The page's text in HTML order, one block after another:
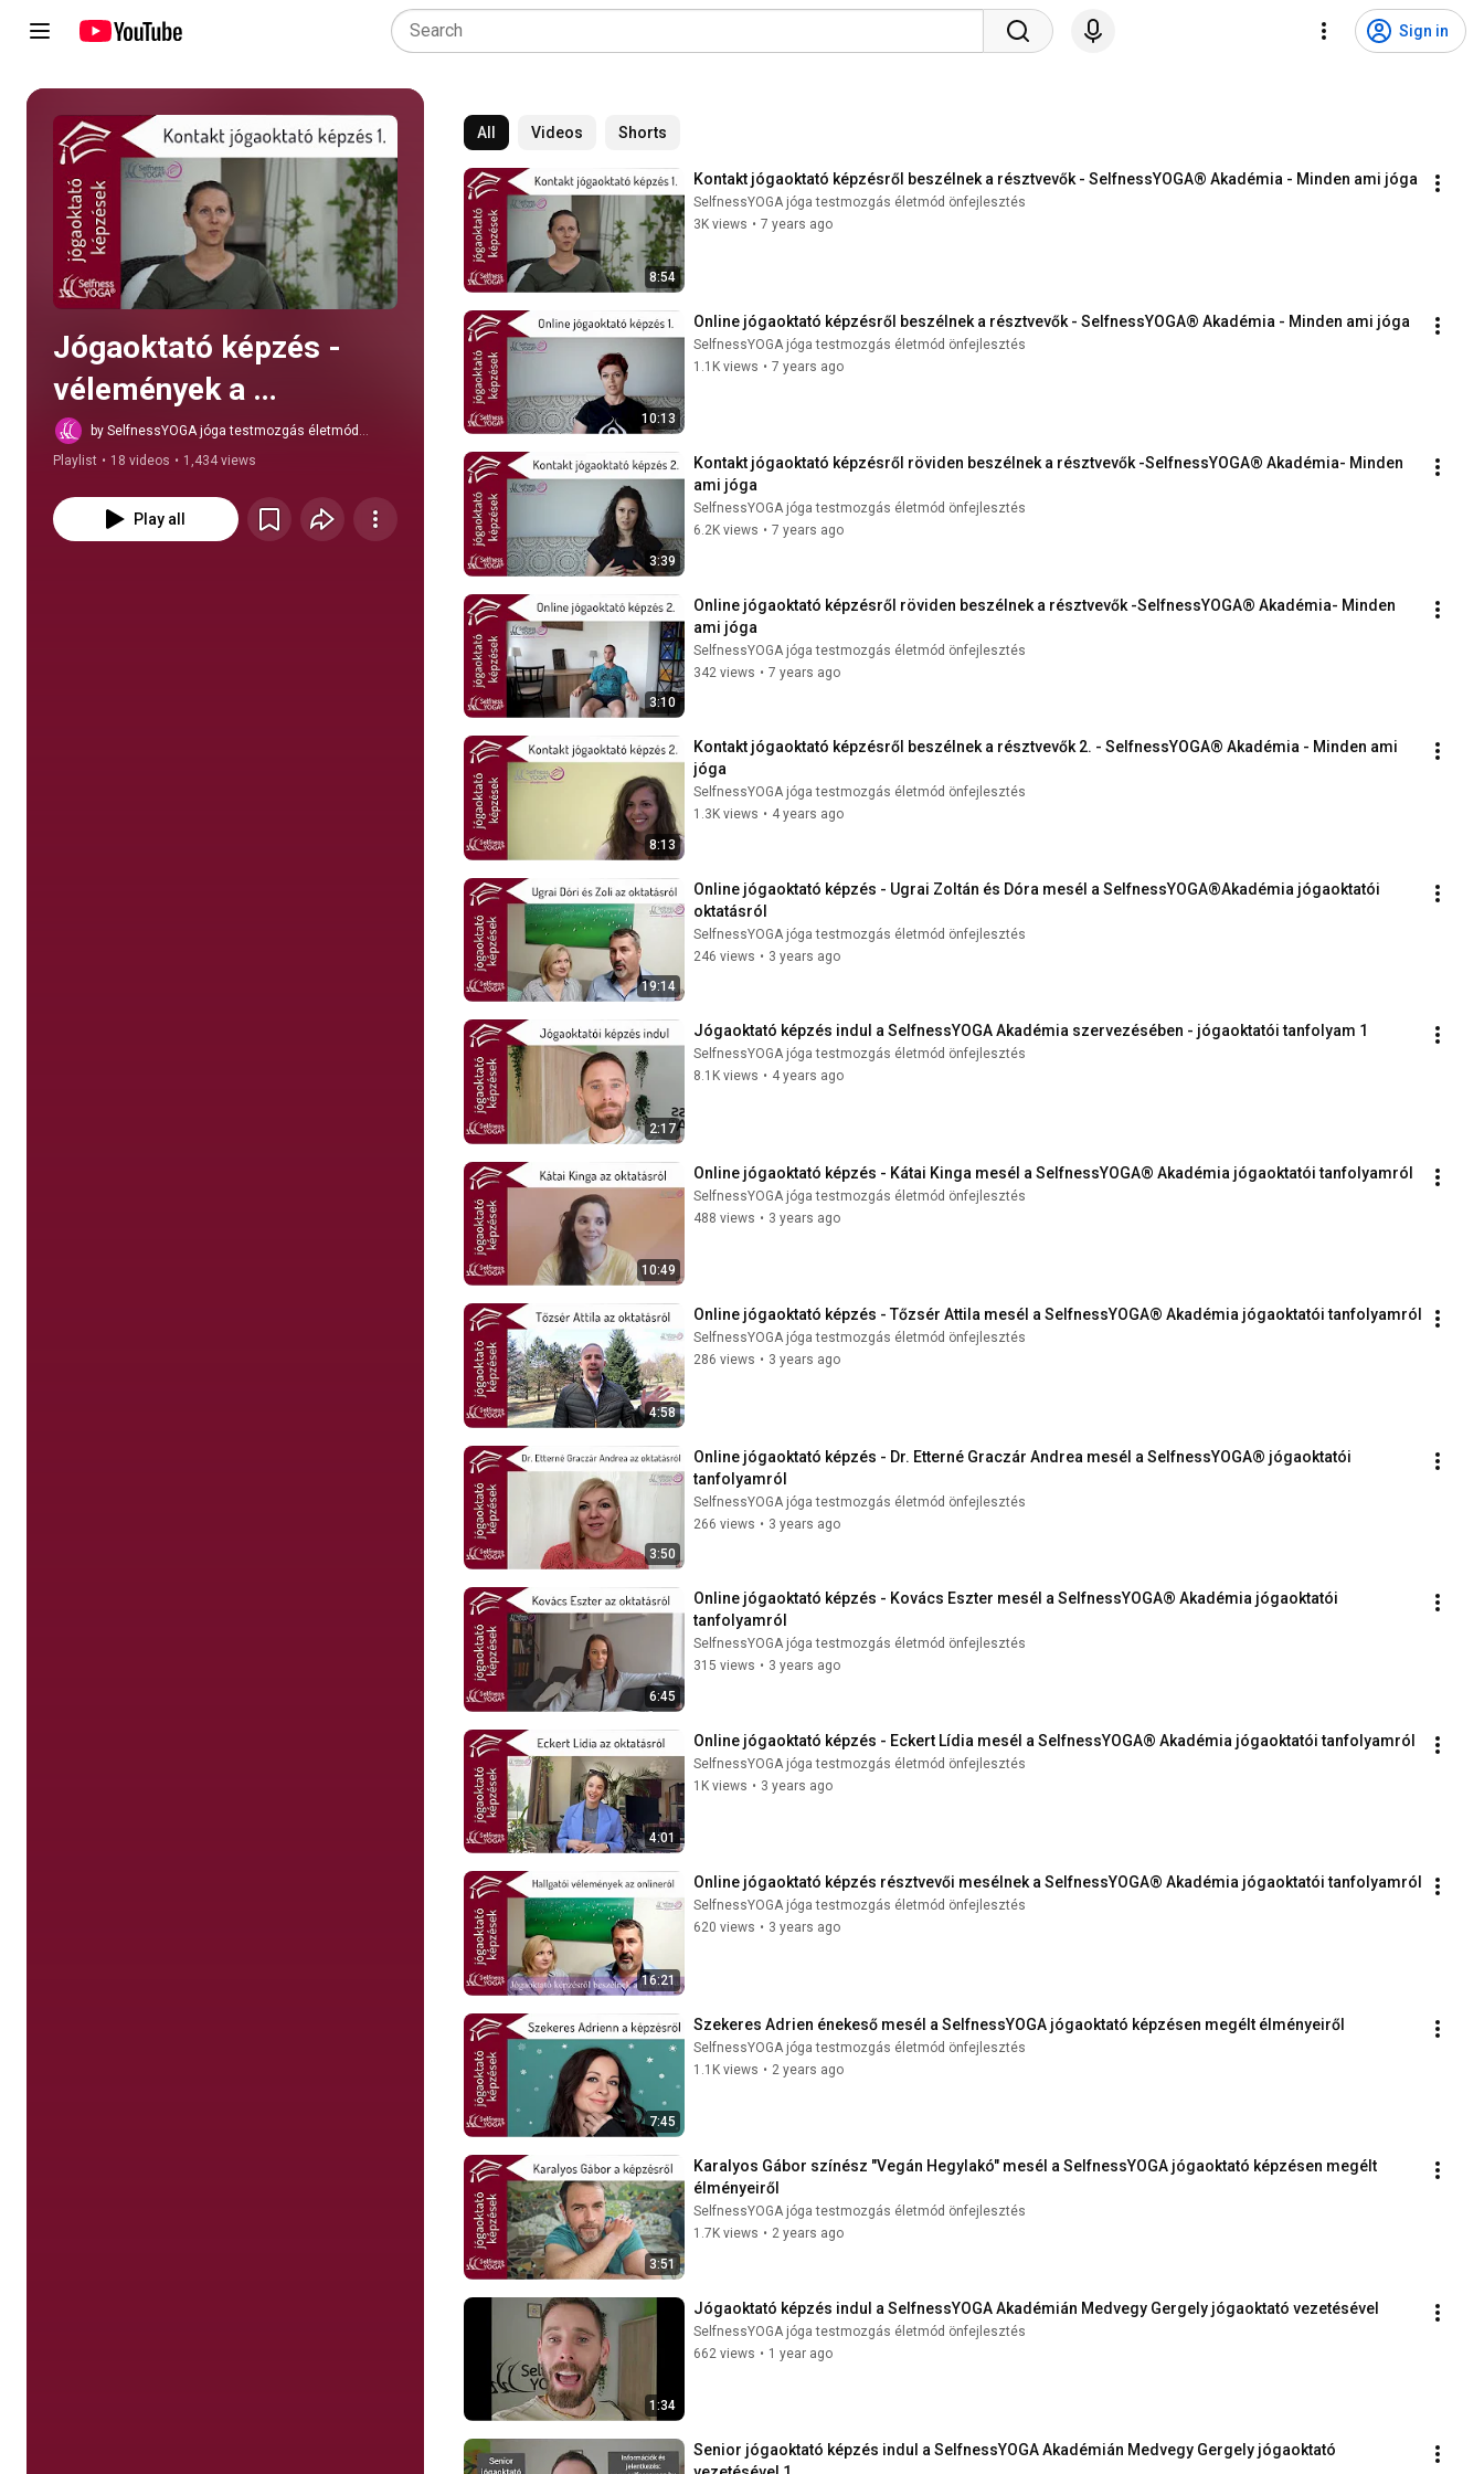
Sign in
Play all
Jógaoktató képzés -
vélemények a
résztvevőktől
by SelfnessYOGA jóga testmozgás életmód
önfejlesztés
Playlist • 18 videos • 1,434 views
Play all
All Videos Shorts
8:54
Kontakt jógaoktató képzésről beszélnek a résztvevők - SelfnessYOGA® Akadémia - Minden ami jóga
SelfnessYOGA jóga testmozgás életmód önfejlesztés
3K views • 7 years ago
10:13
Online jógaoktató képzésről beszélnek a résztvevők - SelfnessYOGA® Akadémia - Minden ami jóga
SelfnessYOGA jóga testmozgás életmód önfejlesztés
1.1K views • 7 years ago
3:39
Kontakt jógaoktató képzésről röviden beszélnek a résztvevők -SelfnessYOGA® Akadémia- Minden
ami jóga
SelfnessYOGA jóga testmozgás életmód önfejlesztés
6.2K views • 7 years ago
3:10
Online jógaoktató képzésről röviden beszélnek a résztvevők -SelfnessYOGA® Akadémia- Minden
ami jóga
SelfnessYOGA jóga testmozgás életmód önfejlesztés
342 views • 7 years ago
8:13
Kontakt jógaoktató képzésről beszélnek a résztvevők 2. - SelfnessYOGA® Akadémia - Minden ami
jóga
SelfnessYOGA jóga testmozgás életmód önfejlesztés
1.3K views • 4 years ago
19:14
Online jógaoktató képzés - Ugrai Zoltán és Dóra mesél a SelfnessYOGA®Akadémia jógaoktatói
oktatásról
SelfnessYOGA jóga testmozgás életmód önfejlesztés
246 views • 3 years ago
2:17
Jógaoktató képzés indul a SelfnessYOGA Akadémia szervezésében - jógaoktatói tanfolyam 1
SelfnessYOGA jóga testmozgás életmód önfejlesztés
8.1K views • 4 years ago
10:49
Online jógaoktató képzés - Kátai Kinga mesél a SelfnessYOGA® Akadémia jógaoktatói tanfolyamról
SelfnessYOGA jóga testmozgás életmód önfejlesztés
488 views • 3 years ago
4:58
Online jógaoktató képzés - Tőzsér Attila mesél a SelfnessYOGA® Akadémia jógaoktatói tanfolyamról
SelfnessYOGA jóga testmozgás életmód önfejlesztés
286 views • 3 years ago
3:50
Online jógaoktató képzés - Dr. Etterné Graczár Andrea mesél a SelfnessYOGA® jógaoktatói
tanfolyamról
SelfnessYOGA jóga testmozgás életmód önfejlesztés
266 views • 3 years ago
6:45
Online jógaoktató képzés - Kovács Eszter mesél a SelfnessYOGA® Akadémia jógaoktatói
tanfolyamról
SelfnessYOGA jóga testmozgás életmód önfejlesztés
315 views • 3 years ago
4:01
Online jógaoktató képzés - Eckert Lídia mesél a SelfnessYOGA® Akadémia jógaoktatói tanfolyamról
SelfnessYOGA jóga testmozgás életmód önfejlesztés
1K views • 3 years ago
16:21
Online jógaoktató képzés résztvevői mesélnek a SelfnessYOGA® Akadémia jógaoktatói tanfolyamról
SelfnessYOGA jóga testmozgás életmód önfejlesztés
620 views • 3 years ago
7:45
Szekeres Adrien énekeső mesél a SelfnessYOGA jógaoktató képzésen megélt élményeiről
SelfnessYOGA jóga testmozgás életmód önfejlesztés
1.1K views • 2 years ago
3:51
Karalyos Gábor színész "Vegán Hegylakó" mesél a SelfnessYOGA jógaoktató képzésen megélt
élményeiről
SelfnessYOGA jóga testmozgás életmód önfejlesztés
1.7K views • 2 years ago
1:34
Jógaoktató képzés indul a SelfnessYOGA Akadémián Medvegy Gergely jógaoktató vezetésével
SelfnessYOGA jóga testmozgás életmód önfejlesztés
662 views • 1 year ago
Senior jógaoktató képzés indul a SelfnessYOGA Akadémián Medvegy Gergely jógaoktató